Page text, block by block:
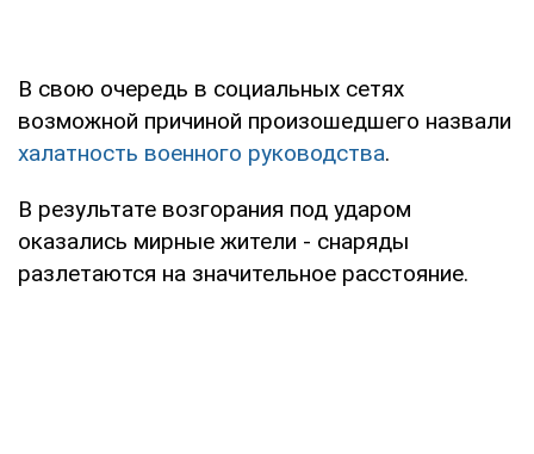
В свою очередь в социальных сетях
возможной причиной произошедшего назвали
халатность военного руководства.
В результате возгорания под ударом
оказались мирные жители - снаряды
разлетаются на значительное расстояние.